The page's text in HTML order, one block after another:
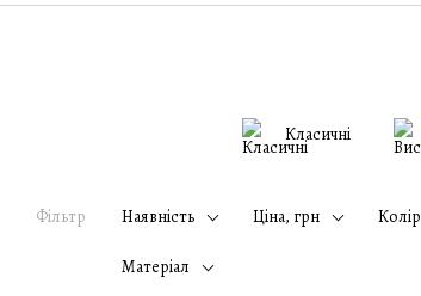
Класичні
Фільтр Наявність Ціна, грн Колір
Матеріал